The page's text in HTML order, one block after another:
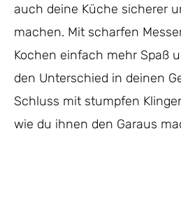
auch deine Küche sicherer
machen. Mit scharfen
Kochen einfach mehr Spaß
den Unterschied in deinen
Schluss mit stumpfen
wie du ihnen den Garaus